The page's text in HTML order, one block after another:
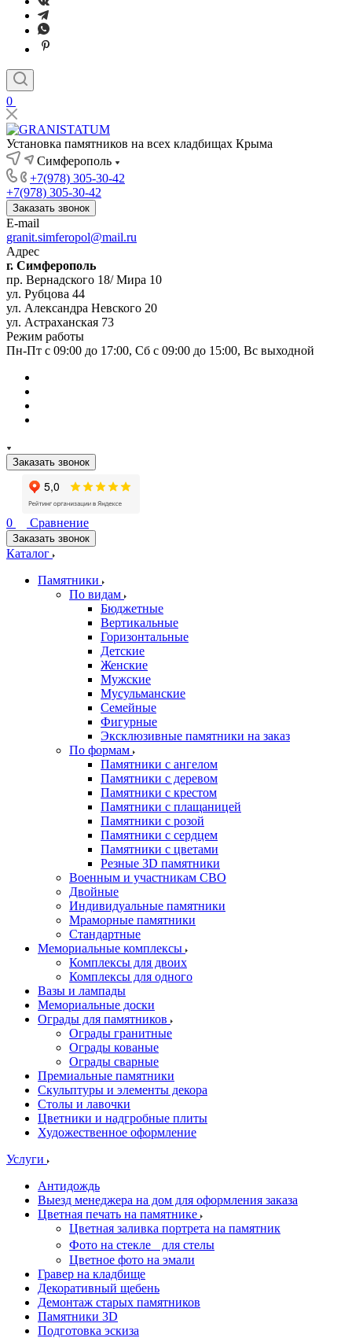
0
Установка памятников на всех кладбищах Крыма
Симферополь
+7(978) 305-30-42
+7(978) 305-30-42
Заказать звонок
E-mail
granit.simferopol@mail.ru
Адрес
г. Симферополь
пр. Вернадского 18/ Мира 10
ул. Рубцова 44
ул. Александра Невского 20
ул. Астраханская 73
Режим работы
Пн-Пт с 09:00 до 17:00, Сб с 09:00 до 15:00, Вс выходной
Заказать звонок
0 Сравнение
Заказать звонок
Каталог
Памятники
По видам
Бюджетные
Вертикальные
Горизонтальные
Детские
Женские
Мужские
Мусульманские
Семейные
Фигурные
Эксклюзивные памятники на заказ
По формам
Памятники с ангелом
Памятники с деревом
Памятники с крестом
Памятники с плащаницей
Памятники с розой
Памятники с сердцем
Памятники с цветами
Резные 3D памятники
Военным и участникам СВО
Двойные
Индивидуальные памятники
Мраморные памятники
Стандартные
Мемориальные комплексы
Комплексы для двоих
Комплексы для одного
Вазы и лампады
Мемориальные доски
Ограды для памятников
Ограды гранитные
Ограды кованые
Ограды сварные
Премиальные памятники
Скульптуры и элементы декора
Столы и лавочки
Цветники и надгробные плиты
Художественное оформление
Услуги
Антидождь
Выезд менеджера на дом для оформления заказа
Цветная печать на памятнике
Цветная заливка портрета на памятник
Фото на стекле для стелы
Цветное фото на эмали
Гравер на кладбище
Декоративный щебень
Демонтаж старых памятников
Памятники 3D
Подготовка эскиза